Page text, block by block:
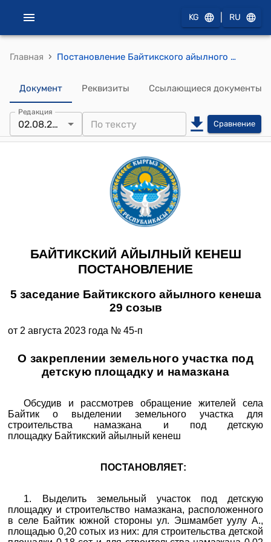
KG RU
Главная › Постановление Байтикского айылного кенеша от 2 августа 2023 года № 45-п "О закреплении земельного участка под детскую площадку и намазкана"
Документ Реквизиты Ссылающиеся документы
Редакция
02.08.2023 Сравнение